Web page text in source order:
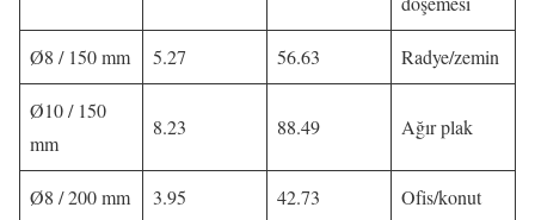
Ø8 / 150 mm 5.27 56.63 Radye/zemin
Ø10 / 150
mm
8.23 88.49 Ağır plak
Ø8 / 200 mm 3.95 42.73 Ofis/konut